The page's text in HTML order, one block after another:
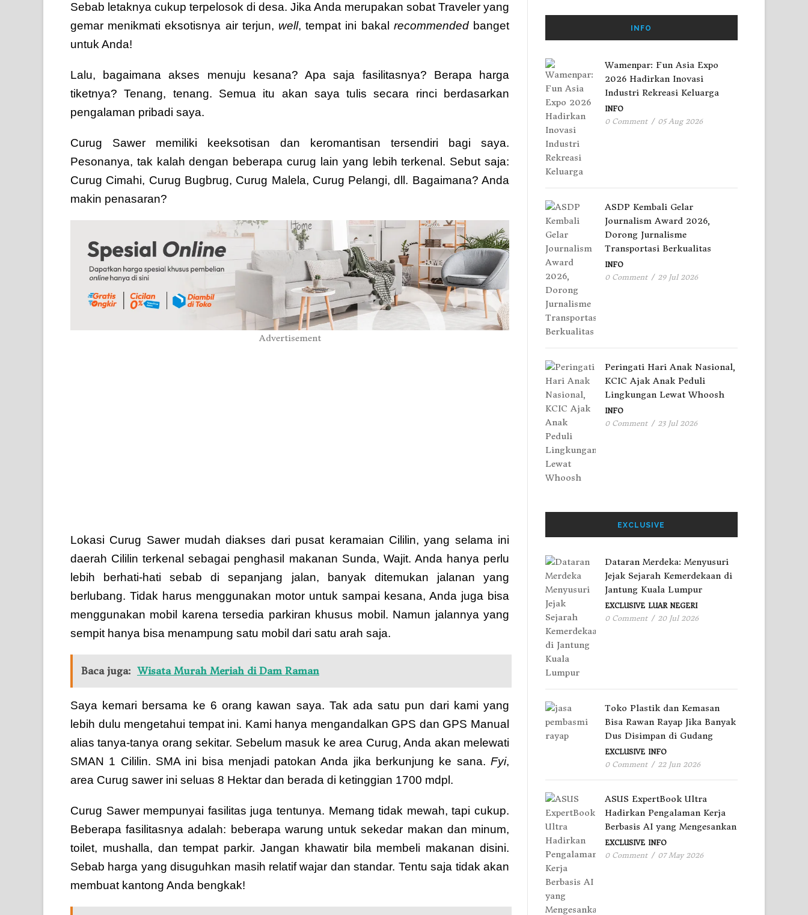
Sebab letaknya cukup terpelosok di desa. Jika Anda merupakan sobat Traveler yang
gemar menikmati eksotisnya air terjun, well, tempat ini bakal recommendedbanget
untuk Anda!
Lalu, bagaimana akses menuju kesana? Apa saja fasilitasnya? Berapa harga
tiketnya? Tenang, tenang. Semua itu akan saya tulis secara rinci berdasarkan
pengalaman pribadi saya.
Curug Sawer memiliki keeksotisan dan keromantisan tersendiri bagi saya.
Pesonanya, tak kalah dengan beberapa curug lain yang lebih terkenal. Sebut saja:
Curug Cimahi, Curug Bugbrug, Curug Malela, Curug Pelangi, dll. Bagaimana? Anda
makin penasaran?
Advertisement
Lokasi Curug Sawer mudah diakses dari pusat keramaian Cililin, yang selama ini
daerah Cililin terkenal sebagai penghasil makanan Sunda, Wajit. Anda hanya perlu
lebih berhati-hati sebab di sepanjang jalan, banyak ditemukan jalanan yang
berlubang. Tidak harus menggunakan motor untuk sampai kesana, Anda juga bisa
menggunakan mobil karena tersedia parkiran khusus mobil. Namun jalannya yang
sempit hanya bisa menampung satu mobil dari satu arah saja.
Baca juga: Wisata Murah Meriah di Dam Raman
Saya kemari bersama ke 6 orang kawan saya. Tak ada satu pun dari kami yang
lebih dulu mengetahui tempat ini. Kami hanya mengandalkan GPS dan GPS Manual
alias tanya-tanya orang sekitar. Sebelum masuk ke area Curug, Anda akan melewati
SMAN 1 Cililin. SMA ini bisa menjadi patokan Anda jika berkunjung ke sana. Fyi,
area Curug sawer ini seluas 8 Hektar dan berada di ketinggian 1700 mdpl.
Curug Sawer mempunyai fasilitas juga tentunya. Memang tidak mewah, tapi cukup.
Beberapa fasilitasnya adalah: beberapa warung untuk sekedar makan dan minum,
toilet, mushalla, dan tempat parkir. Jangan khawatir bila membeli makanan disini.
Sebab harga yang disuguhkan masih relatif wajar dan standar. Tentu saja tidak akan
membuat kantong Anda bengkak!
INFO
Wamenpar: Fun Asia Expo
2026 Hadirkan Inovasi
Industri Rekreasi Keluarga
INFO
0 Comment / 05 Aug 2026
ASDP Kembali Gelar
Journalism Award 2026,
Dorong Jurnalisme
Transportasi Berkualitas
INFO
0 Comment / 29 Jul 2026
Peringati Hari Anak Nasional,
KCIC Ajak Anak Peduli
Lingkungan Lewat Whoosh
INFO
0 Comment / 23 Jul 2026
EXCLUSIVE
Dataran Merdeka: Menyusuri
Jejak Sejarah Kemerdekaan di
Jantung Kuala Lumpur
EXCLUSIVE LUAR NEGERI
0 Comment / 20 Jul 2026
Toko Plastik dan Kemasan
Bisa Rawan Rayap Jika Banyak
Dus Disimpan di Gudang
EXCLUSIVE INFO
0 Comment / 22 Jun 2026
ASUS ExpertBook Ultra
Hadirkan Pengalaman Kerja
Berbasis AI yang Mengesankan
EXCLUSIVE INFO
0 Comment / 07 May 2026